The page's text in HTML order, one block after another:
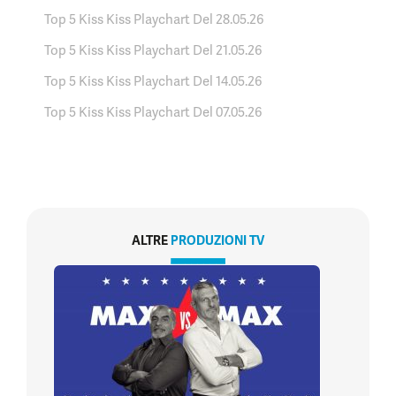
Top 5 Kiss Kiss Playchart Del 28.05.26
Top 5 Kiss Kiss Playchart Del 21.05.26
Top 5 Kiss Kiss Playchart Del 14.05.26
Top 5 Kiss Kiss Playchart Del 07.05.26
ALTRE PRODUZIONI TV